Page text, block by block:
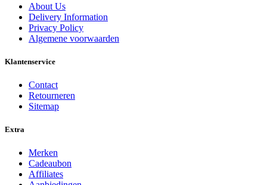
About Us
Delivery Information
Privacy Policy
Algemene voorwaarden
Klantenservice
Contact
Retourneren
Sitemap
Extra
Merken
Cadeaubon
Affiliates